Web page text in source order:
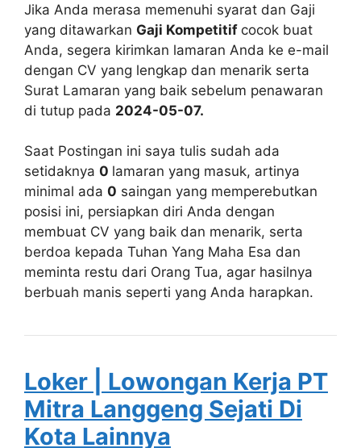
Jika Anda merasa memenuhi syarat dan Gaji
yang ditawarkan Gaji Kompetitif cocok buat
Anda, segera kirimkan lamaran Anda ke e-mail
dengan CV yang lengkap dan menarik serta
Surat Lamaran yang baik sebelum penawaran
di tutup pada 2024-05-07.
Saat Postingan ini saya tulis sudah ada
setidaknya 0 lamaran yang masuk, artinya
minimal ada 0 saingan yang memperebutkan
posisi ini, persiapkan diri Anda dengan
membuat CV yang baik dan menarik, serta
berdoa kepada Tuhan Yang Maha Esa dan
meminta restu dari Orang Tua, agar hasilnya
berbuah manis seperti yang Anda harapkan.
Loker | Lowongan Kerja PT
Mitra Langgeng Sejati Di
Kota Lainnya